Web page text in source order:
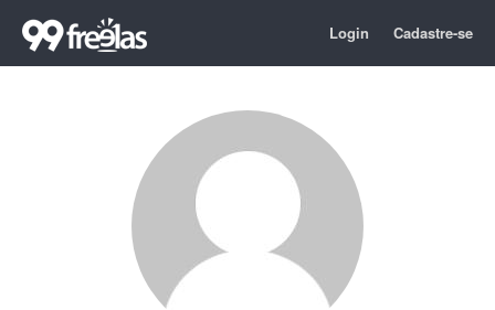
Login Cadastre-se